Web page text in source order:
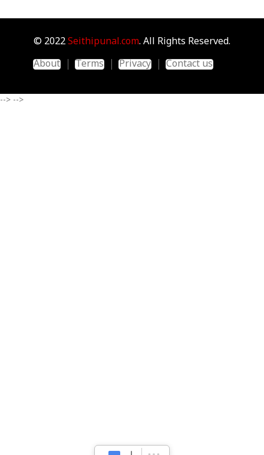
© 2022 Seithipunal.com. All Rights Reserved.
About
Terms Privacy Contact us
--> -->